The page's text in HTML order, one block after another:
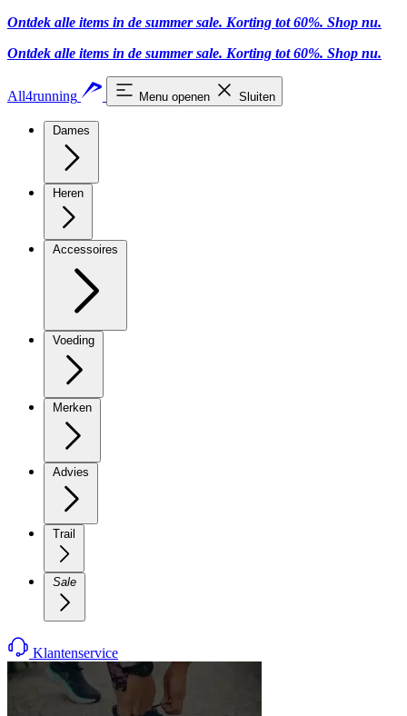
Ontdek alle items in de summer sale. Korting tot 60%. Shop nu.
Ontdek alle items in de summer sale. Korting tot 60%. Shop nu.
All4running Menu openen Sluiten
Dames
Heren
Accessoires
Voeding
Merken
Advies
Trail
Sale
Klantenservice